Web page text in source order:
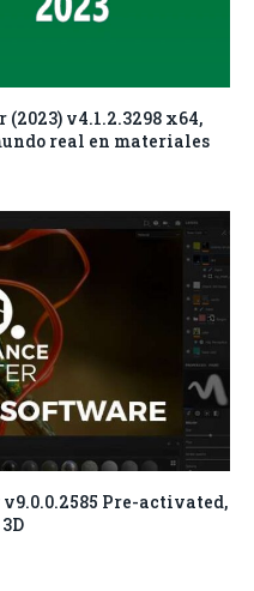
(2023) v4.1.2.3298 x64,
real en materiales
Pre-activated,